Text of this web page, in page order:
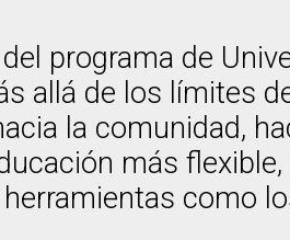
programa de
allá de los límites
la comunidad,
más
como